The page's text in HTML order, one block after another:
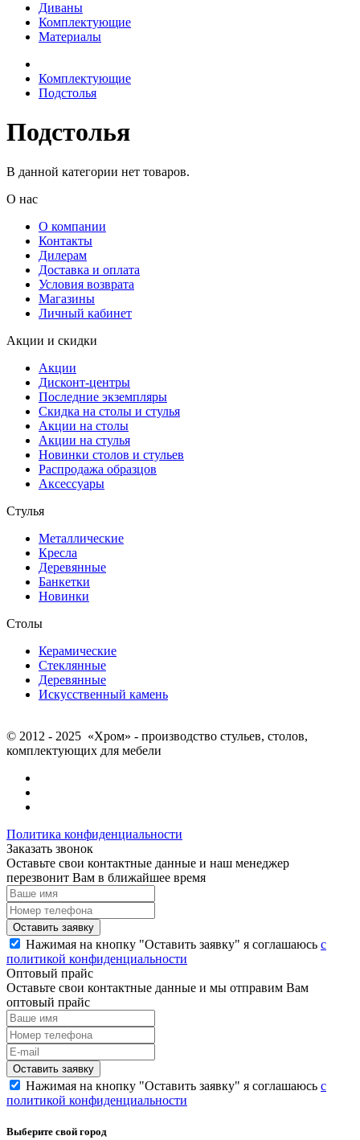
Диваны
Комплектующие
Материалы
Комплектующие
Подстолья
Подстолья
В данной категории нет товаров.
О нас
О компании
Контакты
Дилерам
Доставка и оплата
Условия возврата
Магазины
Личный кабинет
Акции и скидки
Акции
Дисконт-центры
Последние экземпляры
Скидка на столы и стулья
Акции на столы
Акции на стулья
Новинки столов и стульев
Распродажа образцов
Аксессуары
Стулья
Металлические
Кресла
Деревянные
Банкетки
Новинки
Столы
Керамические
Стеклянные
Деревянные
Искусственный камень
© 2012 - 2025 «Хром» - производство стульев, столов,
комплектующих для мебели
Политика конфиденциальности
Заказать звонок
Оставьте свои контактные данные и наш менеджер
перезвонит Вам в ближайшее время
Нажимая на кнопку "Оставить заявку" я соглашаюсь с
политикой конфиденциальности
Оптовый прайс
Оставьте свои контактные данные и мы отправим Вам
оптовый прайс
Нажимая на кнопку "Оставить заявку" я соглашаюсь с
политикой конфиденциальности
Выберите свой город